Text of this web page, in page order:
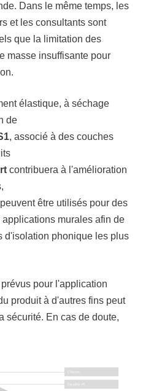
Dans le même temps, les
et les consultants sont
que la limitation des
masse insuffisante pour
élastique, à séchage
de
, associé à des couches
contribuera à l'amélioration
peuvent être utilisés pour des
murales afin de
d'isolation phonique les plus
pour l'application
produit à d'autres fins peut
sécurité. En cas de doute,